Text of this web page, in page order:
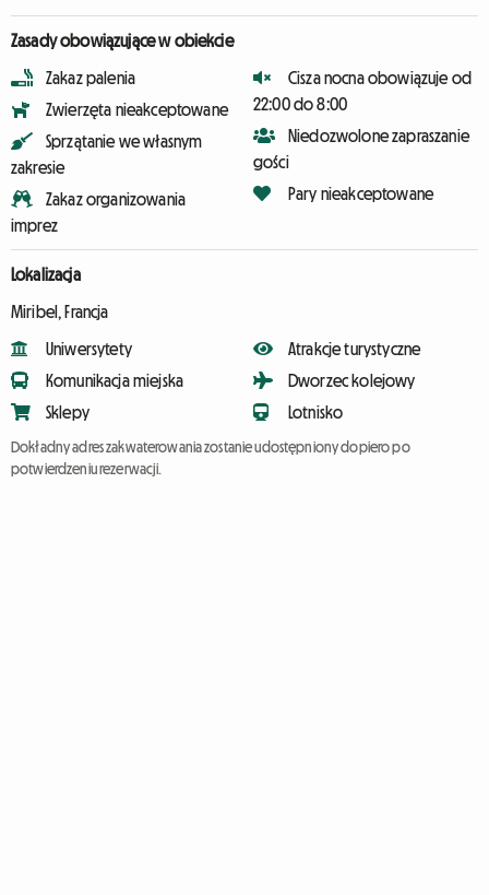
Zasady obowiązujące w obiekcie
Zakaz palenia
Zwierzęta nieakceptowane
Sprzątanie we własnym
zakresie
Zakaz organizowania
imprez
Cisza nocna obowiązuje od
22:00 do 8:00
Niedozwolone zapraszanie
gości
Pary nieakceptowane
Lokalizacja
Miribel, Francja
Uniwersytety
Komunikacja miejska
Sklepy
Atrakcje turystyczne
Dworzec kolejowy
Lotnisko
Dokładny adres zakwaterowania zostanie udostępniony dopiero po
potwierdzeniu rezerwacji.